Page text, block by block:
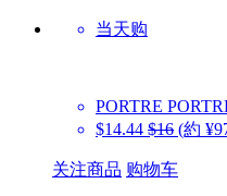
当天购
PORTRE
$14.44 $16 (約
关注商品 购物车